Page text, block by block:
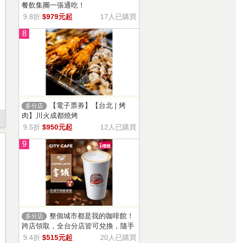
餐飲集團一張通吃！
9.8折 $979元起 17人已購買
8
多分店
【電子票券】【台北 | 烤
肉】川火成都燒烤
9.5折 $950元起 12人已購買
9
多分店
整個城市都是我的咖啡館！
跨店領取，全台分店皆可兌換，隨手
一杯濃郁香醇，奶香把咖啡的濃烈變
9.4折 $515元起 20人已購買